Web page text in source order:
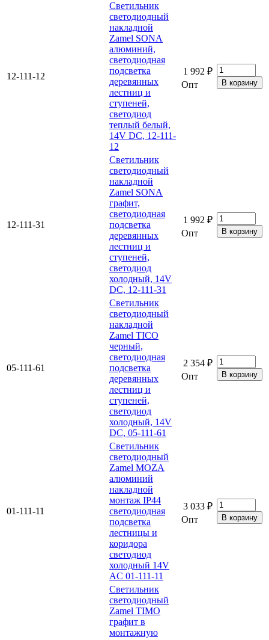
12-111-12
Светильник
светодиодный
накладной
Zamel SONA
алюминий,
светодиодная
подсветка
деревянных
лестниц и
ступеней,
светодиод
теплый белый,
14V DC, 12-111-
12
1 992 ₽
Опт
12-111-31
Светильник
светодиодный
накладной
Zamel SONA
графит,
светодиодная
подсветка
деревянных
лестниц и
ступеней,
светодиод
холодный, 14V
DC, 12-111-31
1 992 ₽
Опт
05-111-61
Светильник
светодиодный
накладной
Zamel TICO
черный,
светодиодная
подсветка
деревянных
лестниц и
ступеней,
светодиод
холодный, 14V
DC, 05-111-61
2 354 ₽
Опт
01-111-11
Светильник
светодиодный
Zamel MOZA
алюминий
накладной
монтаж IP44
светодиодная
подсветка
лестницы и
коридора
светодиод
холодный 14V
AC 01-111-11
3 033 ₽
Опт
Светильник
светодиодный
Zamel TIMO
графит в
монтажную